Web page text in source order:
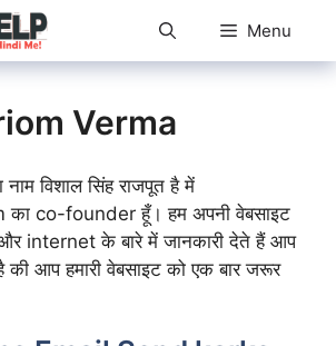
Menu
Verma
विशाल सिंह राजपूत है में
co-founder हूँ। हम अपनी वेबसाइट
internet के बारे में जानकारी देते हैं आप
आप हमारी वेबसाइट को एक बार जरूर